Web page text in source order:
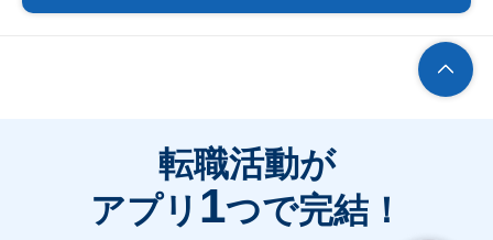
転職活動が
アプリ 1つで完結！